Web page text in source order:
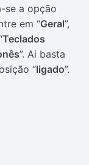
se a opção
em “Geral”,
Teclados
”. Ai basta
“ligado”.